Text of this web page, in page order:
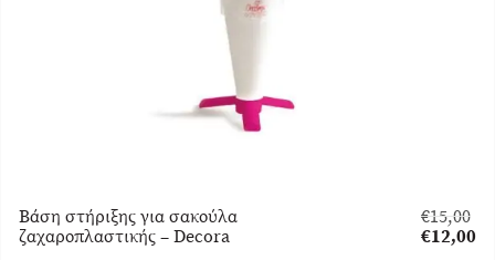
Βάση στήριξης για σακούλα
ζαχαροπλαστικής – Decora
€15,00
Original
€12,00